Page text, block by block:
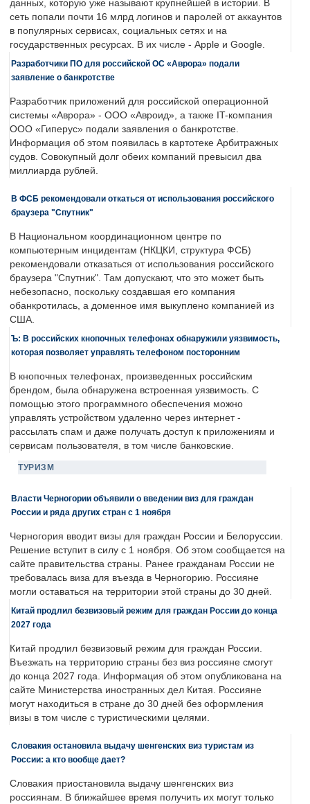
данных, которую уже называют крупнейшей в истории. В
сеть попали почти 16 млрд логинов и паролей от аккаунтов
в популярных сервисах, социальных сетях и на
государственных ресурсах. В их числе - Apple и Google.
Разработчики ПО для российской ОС «Аврора» подали
заявление о банкротстве
Разработчик приложений для российской операционной
системы «Аврора» - ООО «Авроид», а также IT-компания
ООО «Гиперус» подали заявления о банкротстве.
Информация об этом появилась в картотеке Арбитражных
судов. Совокупный долг обеих компаний превысил два
миллиарда рублей.
В ФСБ рекомендовали откаться от использования российского
браузера "Спутник"
В Национальном координационном центре по
компьютерным инцидентам (НКЦКИ, структура ФСБ)
рекомендовали отказаться от использования российского
браузера "Спутник". Там допускают, что это может быть
небезопасно, поскольку создавшая его компания
обанкротилась, а доменное имя выкуплено компанией из
США.
Ъ: В российских кнопочных телефонах обнаружили уязвимость,
которая позволяет управлять телефоном посторонним
В кнопочных телефонах, произведенных российским
брендом, была обнаружена встроенная уязвимость. С
помощью этого программного обеспечения можно
управлять устройством удаленно через интернет -
рассылать спам и даже получать доступ к приложениям и
сервисам пользователя, в том числе банковские.
ТУРИЗМ
Власти Черногории объявили о введении виз для граждан
России и ряда других стран с 1 ноября
Черногория вводит визы для граждан России и Белоруссии.
Решение вступит в силу с 1 ноября. Об этом сообщается на
сайте правительства страны. Ранее гражданам России не
требовалась виза для въезда в Черногорию. Россияне
могли оставаться на территории этой страны до 30 дней.
Китай продлил безвизовый режим для граждан России до конца
2027 года
Китай продлил безвизовый режим для граждан России.
Въезжать на территорию страны без виз россияне смогут
до конца 2027 года. Информация об этом опубликована на
сайте Министерства иностранных дел Китая. Россияне
могут находиться в стране до 30 дней без оформления
визы в том числе с туристическими целями.
Словакия остановила выдачу шенгенских виз туристам из
России: а кто вообще дает?
Словакия приостановила выдачу шенгенских виз
россиянам. В ближайшее время получить их могут только